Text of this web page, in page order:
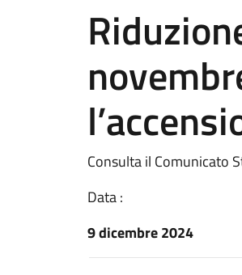
Consulta il Comunicato
Data :
9 dicembre 2024